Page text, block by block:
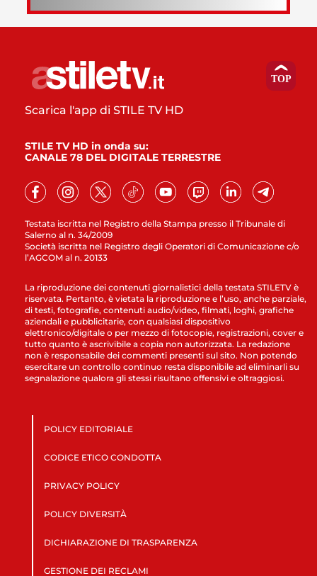
Testata iscritta nel Registro della Stampa presso il Tribunale di
Salerno al n. 34/2009
Società iscritta nel Registro degli Operatori di Comunicazione c/o
l’AGCOM al n. 20133
Scarica l'app di STILE TV HD
STILE TV HD in onda su:
CANALE 78 DEL DIGITALE TERRESTRE
La riproduzione dei contenuti giornalistici della testata STILETV è
riservata. Pertanto, è vietata la riproduzione e l’uso, anche parziale,
di testi, fotografie, contenuti audio/video, filmati, loghi, grafiche
aziendali e pubblicitarie, con qualsiasi dispositivo
elettronico/digitale o per mezzo di fotocopie, registrazioni, cover e
tutto quanto è ascrivibile a copia non autorizzata. La redazione
non è responsabile dei commenti presenti sul sito. Non potendo
esercitare un controllo continuo resta disponibile ad eliminarli su
segnalazione qualora gli stessi risultano offensivi e oltraggiosi.
POLICY EDITORIALE
CODICE ETICO CONDOTTA
PRIVACY POLICY
POLICY DIVERSITÀ
DICHIARAZIONE DI TRASPARENZA
GESTIONE DEI RECLAMI